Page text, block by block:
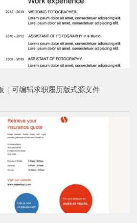
｜可编辑求职履历版式源文件